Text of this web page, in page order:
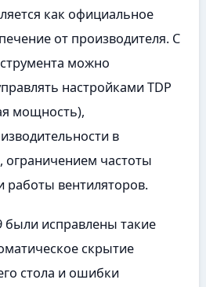
как официальное
от производителя. С
можно
настройками TDP
мощность),
в
частоты
вентиляторов.
были исправлены такие
скрытие
стола и ошибки